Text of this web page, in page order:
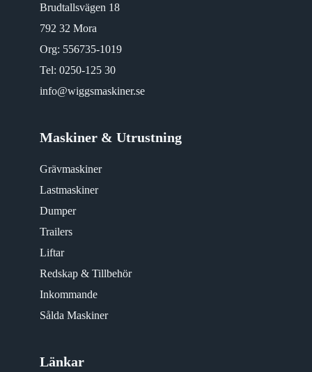
Brudtallsvägen 18
792 32 Mora
Org: 556735-1019
Tel: 0250-125 30
info@wiggsmaskiner.se
Maskiner & Utrustning
Grävmaskiner
Lastmaskiner
Dumper
Trailers
Liftar
Redskap & Tillbehör
Inkommande
Sålda Maskiner
Länkar